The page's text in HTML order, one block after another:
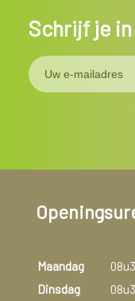
Schrijf je
Maandag
Dinsdag